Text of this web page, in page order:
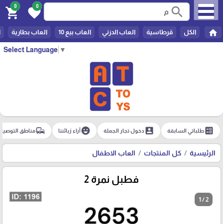
Select Language ▼
search
0
favorite
0
shopping_cart
home الكل قرطاسية العاب الدزني العاب بيع 10 العاب بطارية
ballotطلباتي السابقة account_boxدخول تجار الجملة emoji_emotionsآراء زبائننا commuteمناطق
الرئيسية كل المنتجات العاب الاطفال
فطبل نمرة 2
1 / 2